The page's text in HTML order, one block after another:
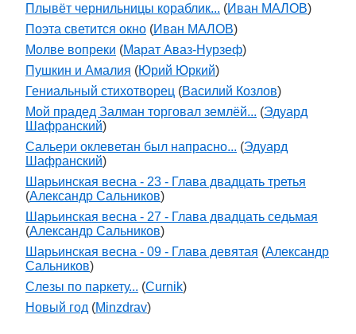
Плывёт чернильницы кораблик... (Иван МАЛОВ)
Поэта светится окно (Иван МАЛОВ)
Молве вопреки (Марат Аваз-Нурзеф)
Пушкин и Амалия (Юрий Юркий)
Гениальный стихотворец (Василий Козлов)
Мой прадед Залман торговал землёй... (Эдуард
Шафранский)
Сальери оклеветан был напрасно... (Эдуард
Шафранский)
Шарьинская весна - 23 - Глава двадцать третья
(Александр Сальников)
Шарьинская весна - 27 - Глава двадцать седьмая
(Александр Сальников)
Шарьинская весна - 09 - Глава девятая (Александр
Сальников)
Слезы по паркету... (Curnik)
Новый год (Minzdrav)